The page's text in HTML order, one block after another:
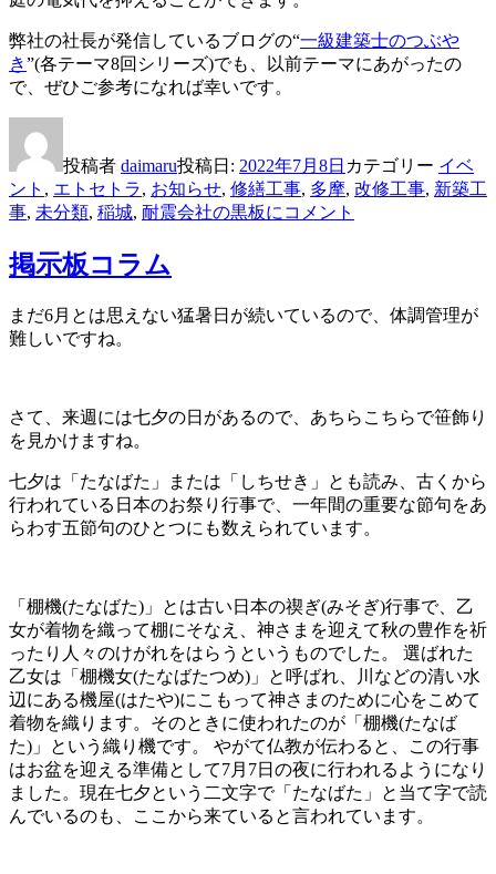
弊社の社長が発信しているブログの“一級建築士のつぶや
き”(各テーマ8回シリーズ)でも、以前テーマにあがったの
で、ぜひご参考になれば幸いです。
投稿者 daimaru投稿日: 2022年7月8日 カテゴリー イベ
ント , エトセトラ, お知らせ, 修繕工事, 多摩, 改修工事, 新築工
事, 未分類, 稲城, 耐震会社の黒板に コメント
掲示板コラム
まだ6月とは思えない猛暑日が続いているので、体調管理が
難しいですね。
さて、来週には七夕の日があるので、あちらこちらで笹飾り
を見かけますね。
七夕は「たなばた」または「しちせき」とも読み、古くから
行われている日本のお祭り行事で、一年間の重要な節句をあ
らわす五節句のひとつにも数えられています。
「棚機(たなばた)」とは古い日本の禊ぎ(みそぎ)行事で、乙
女が着物を織って棚にそなえ、神さまを迎えて秋の豊作を祈
ったり人々のけがれをはらうというものでした。 選ばれた
乙女は「棚機女(たなばたつめ)」と呼ばれ、川などの清い水
辺にある機屋(はたや)にこもって神さまのために心をこめて
着物を織ります。そのときに使われたのが「棚機(たなば
た)」という織り機です。 やがて仏教が伝わると、この行事
はお盆を迎える準備として7月7日の夜に行われるようになり
ました。現在七夕という二文字で「たなばた」と当て字で読
んでいるのも、ここから来ていると言われています。